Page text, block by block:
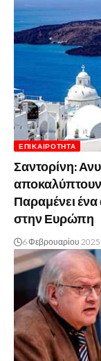
ΕΠΙΚΑΙΡΌΤΗΤΑ
Σαντορίνη:
Παραμένει
στην Ευρώπη
6 Φεβρουαρίου 2025